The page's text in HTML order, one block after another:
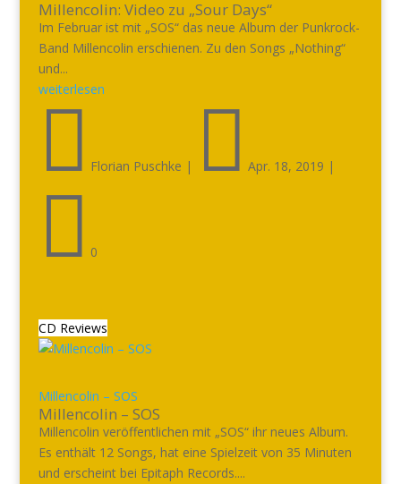
Millencolin: Video zu „Sour Days“
Im Februar ist mit „SOS“ das neue Album der Punkrock-
Band Millencolin erschienen. Zu den Songs „Nothing“
und...
weiterlesen
 Florian Puschke |  Apr. 18, 2019 |
 0
CD Reviews
Millencolin – SOS
Millencolin – SOS
Millencolin veröffentlichen mit „SOS“ ihr neues Album.
Es enthält 12 Songs, hat eine Spielzeit von 35 Minuten
und erscheint bei Epitaph Records....